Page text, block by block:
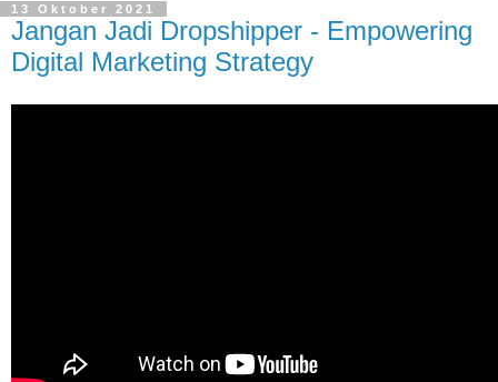
13 Oktober 2021
Jangan Jadi Dropshipper - Empowering
Digital Marketing Strategy